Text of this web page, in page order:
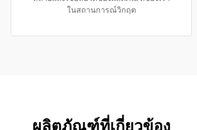
ในสถานการณ์วิกฤต
ผลิตภัณฑ์ที่เกี่ยวข้อง